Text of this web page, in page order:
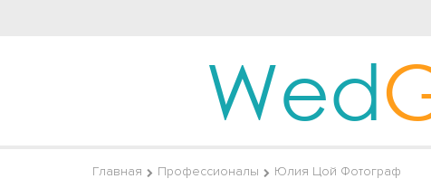
Wed
Главная Профессионалы Юлия Цой Фотограф